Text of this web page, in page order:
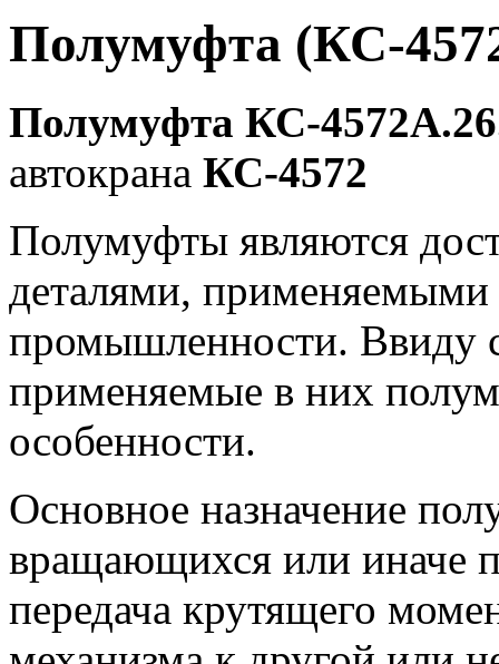
Полумуфта (КС-
Полумуфта КС-
автокрана КС-4572
Полумуфты являются
деталями, применяемыми
промышленности. Ввиду
применяемые в них
особенности.
Основное назначение
вращающихся или иначе
передача крутящего